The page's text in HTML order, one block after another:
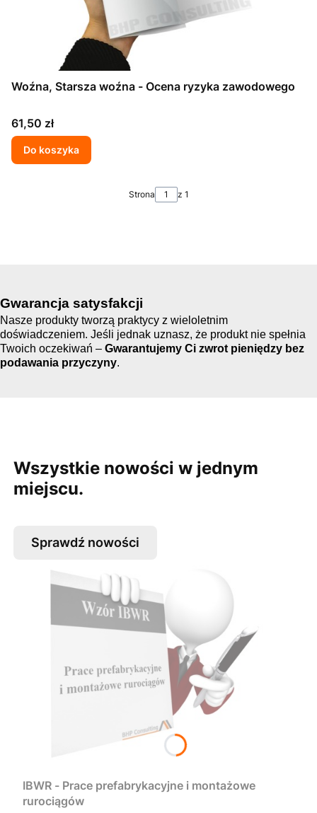
Woźna, Starsza woźna - Ocena ryzyka zawodowego
Cena
61,50 zł
Do koszyka
Strona z 1
Gwarancja satysfakcji
Nasze produkty tworzą praktycy z wieloletnim
doświadczeniem. Jeśli jednak uznasz, że produkt nie spełnia
Twoich oczekiwań – Gwarantujemy Ci zwrot pieniędzy bez
podawania przyczyny.
Wszystkie nowości w jednym
miejscu.
Sprawdź nowości
IBWR - Prace prefabrykacyjne i montażowe
rurociągów